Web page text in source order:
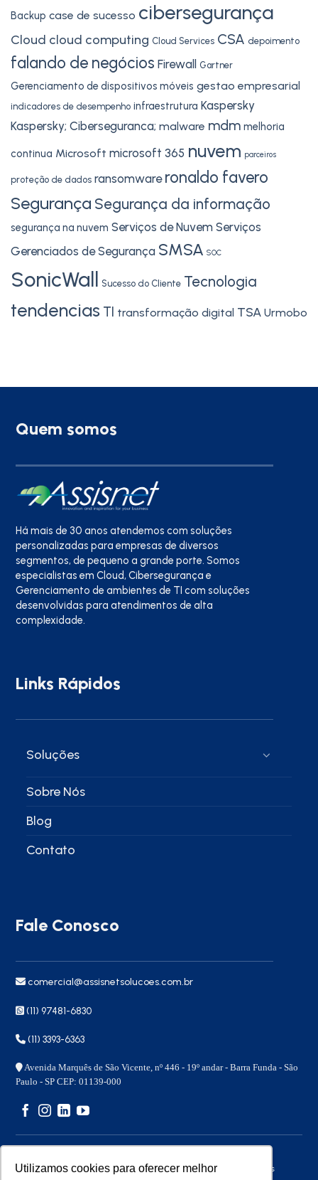
Utilizamos cookies para oferecer melhor
Backup case de sucesso cibersegurança
Cloud cloud computing Cloud Services CSA depoimento
falando de negócios Firewall Gartner
Gerenciamento de dispositivos móveis gestao empresarial
indicadores de desempenho infraestrutura Kaspersky
Kaspersky; Ciberseguranca; malware mdm melhoria
continua Microsoft microsoft 365 nuvem parceiros
proteção de dados ransomware ronaldo favero
Segurança Segurança da informação
segurança na nuvem Serviços de Nuvem Serviços
Gerenciados de Segurança SMSA SOC
SonicWall Sucesso do Cliente Tecnologia
tendencias TI transformação digital TSA Urmobo
Quem somos
Há mais de 30 anos atendemos com soluções
personalizadas para empresas de diversos
segmentos, de pequeno a grande porte. Somos
especialistas em Cloud, Cibersegurança e
Gerenciamento de ambientes de TI com soluções
desenvolvidas para atendimentos de alta
complexidade.
Links Rápidos
Soluções
Sobre Nós
Blog
Contato
Fale Conosco
comercial@assisnetsolucoes.com.br
(11) 97481-6830
(11) 3393-6363
Avenida Marquês de São Vicente, nº 446 - 19º andar - Barra Funda - São
Paulo - SP CEP: 01139-000
Copyright 2026 © – Assisnet Soluções – Todos os direitos